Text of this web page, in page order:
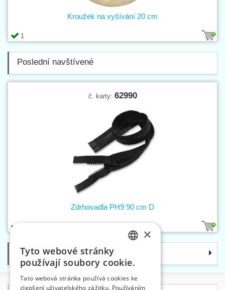
1
Kroužek na vyšívání 20 cm
Poslední navštívené
č. karty: 62990
Zdrhovadla PH9 90 cm D
Kategorie
ENGLISH
×
Tyto webové stránky
používají soubory cookie.
Tato webová stránka používá cookies ke
zlepšení uživatelského zážitku. Používáním